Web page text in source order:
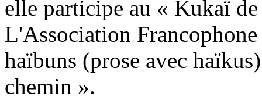
elle participe au « Kukaï
L'Association
haïbuns (prose avec
chemin ».